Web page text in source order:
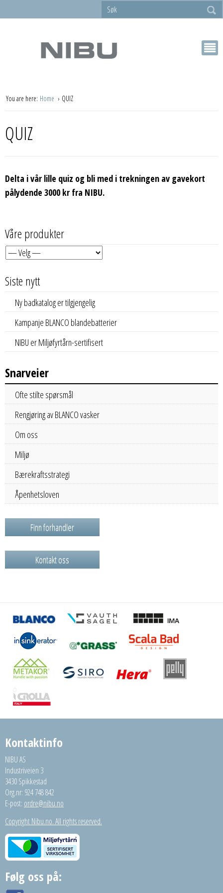
You are here: Home QUIZ
QUIZ
Delta i vår lille quiz og bli med i trekningen av gavekort
pålydende 3000 kr fra NIBU.
Våre produkter
Siste nytt
Ny badkatalog er tilgjengelig
Kampanje BLANCO blandebatterier
NIBU er Miljøfyrtårn-sertifisert
Snarveier
Ofte stilte spørsmål
Rengjøring av BLANCO vasker
Om oss
Miljø
Bærekraftsstrategi
Åpenhetsloven
Finn forhandler
Kontakt oss
Kontaktinfo
NIBU AS
Industriveien 3
3430 Spikkestad
Org.nr: 924 748 842
E-post: ordre@nibu.no
Copyright Nibu.no. All rights reserved.
Følg oss på: